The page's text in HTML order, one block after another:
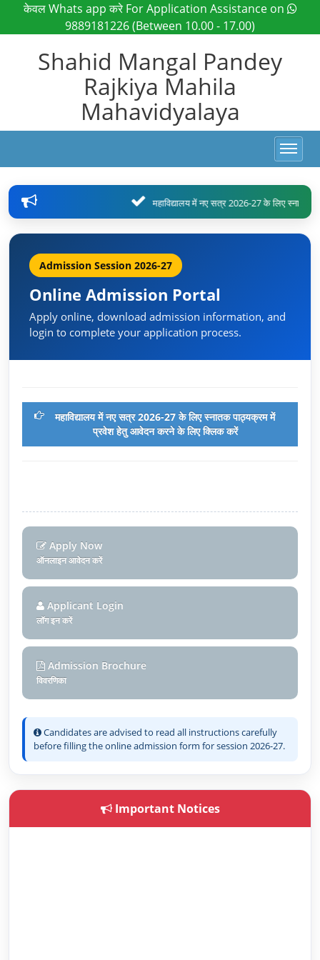
केवल Whats app करे For Application Assistance on
9889181226 (Between 10.00 - 17.00)
Shahid Mangal Pandey
Rajkiya Mahila
Mahavidyalaya
Toggle
महाविद्यालय में नए सत्र 2026-27 के लिए स्नातक
Admission Session 2026-27
Online Admission Portal
Apply online, download admission information, and
login to complete your application process.
महाविद्यालय में नए सत्र 2026-27 के लिए स्नातक पाठ्यक्रम में
प्रवेश हेतु आवेदन करने के लिए क्लिक करें
Apply Now
ऑनलाइन आवेदन करें
Applicant Login
लॉग इन करें
Admission Brochure
विवरणिका
Candidates are advised to read all instructions carefully
before filling the online admission form for session 2026-27.
Important Notices